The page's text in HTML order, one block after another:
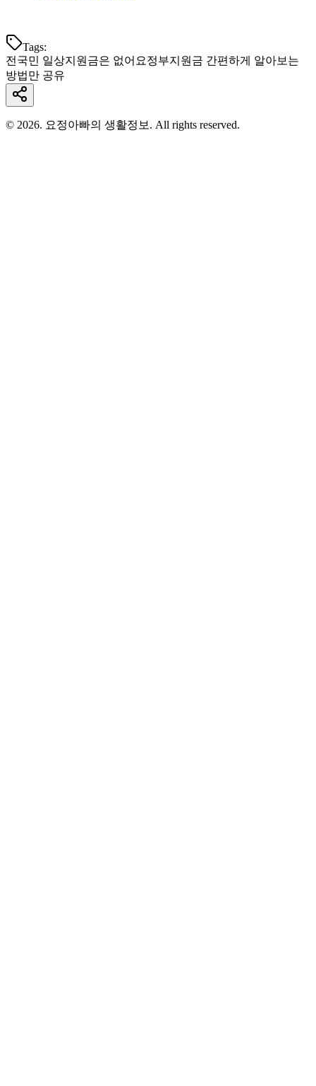
Tags:
전국민 일상지원금은 없어요정부지원금 간편하게 알아보는
방법만 공유
© 2026. 요정아빠의 생활정보. All rights reserved.